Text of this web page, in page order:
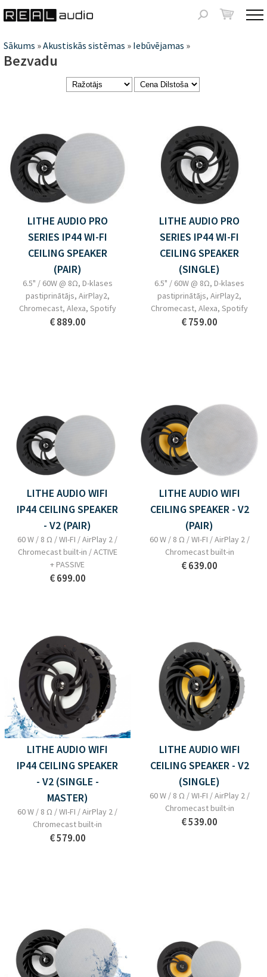
Meklēšanas
Jūs
atrodaties
Sākums »Akustiskās sistēmas » Iebūvējamas »
Bezvadu
LITHE AUDIO PRO
SERIES IP44 WI-FI
CEILING SPEAKER
(PAIR)
6.5" / 60W @ 8Ω, D-klases
pastiprinātājs, AirPlay2,
Chromecast, Alexa, Spotify
€ 889.00
LITHE AUDIO PRO
SERIES IP44 WI-FI
CEILING SPEAKER
(SINGLE)
6.5" / 60W @ 8Ω, D-klases
pastiprinātājs, AirPlay2,
Chromecast, Alexa, Spotify
€ 759.00
LITHE AUDIO WIFI
IP44 CEILING SPEAKER
- V2 (PAIR)
60 W / 8 Ω / WI-FI / AirPlay 2 /
Chromecast built-in / ACTIVE
+ PASSIVE
€ 699.00
LITHE AUDIO WIFI
CEILING SPEAKER - V2
(PAIR)
60 W / 8 Ω / WI-FI / AirPlay 2 /
Chromecast built-in
€ 639.00
LITHE AUDIO WIFI
IP44 CEILING SPEAKER
- V2 (SINGLE -
MASTER)
60 W / 8 Ω / WI-FI / AirPlay 2 /
Chromecast built-in
€ 579.00
LITHE AUDIO WIFI
CEILING SPEAKER - V2
(SINGLE)
60 W / 8 Ω / WI-FI / AirPlay 2 /
Chromecast built-in
€ 539.00